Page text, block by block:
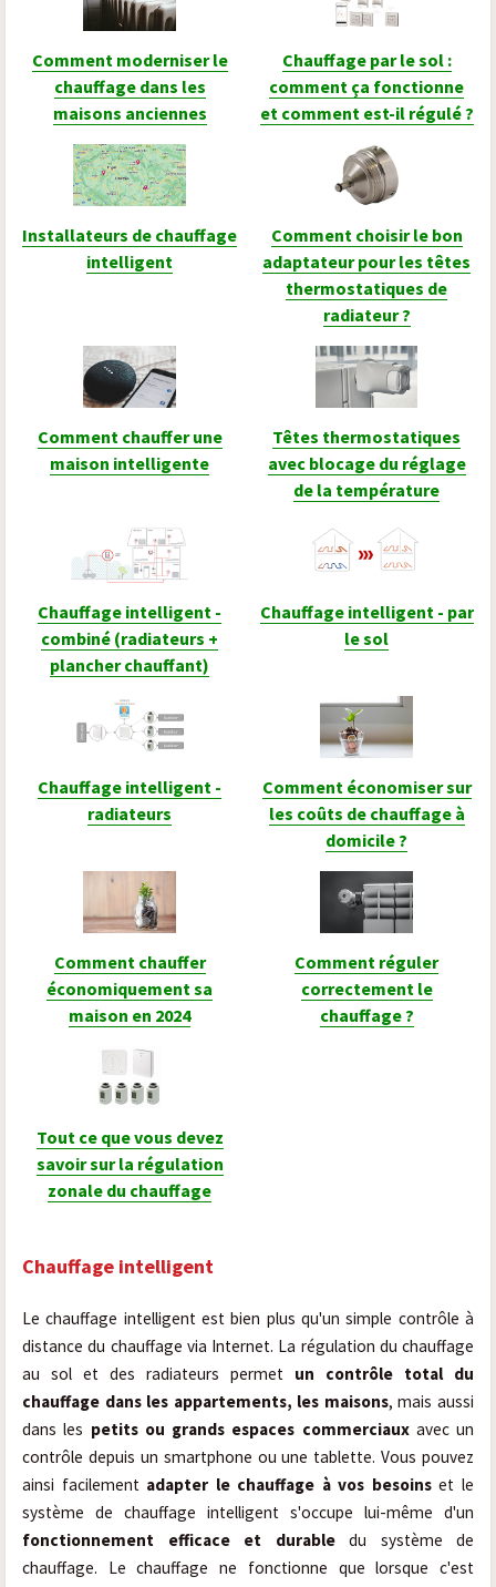
Comment moderniser le
chauffage dans les
maisons anciennes
Chauffage par le sol :
comment ça fonctionne
et comment est-il régulé ?
Installateurs de chauffage
intelligent
Comment choisir le bon
adaptateur pour les têtes
thermostatiques de
radiateur ?
Comment chauffer une
maison intelligente
Têtes thermostatiques
avec blocage du réglage
de la température
Chauffage intelligent -
combiné (radiateurs +
plancher chauffant)
Chauffage intelligent - par
le sol
Chauffage intelligent -
radiateurs
Comment économiser sur
les coûts de chauffage à
domicile ?
Comment chauffer
économiquement sa
maison en 2024
Comment réguler
correctement le
chauffage ?
Tout ce que vous devez
savoir sur la régulation
zonale du chauffage
Chauffage intelligent
Le chauffage intelligent est bien plus qu'un simple contrôle à
distance du chauffage via Internet. La régulation du chauffage
au sol et des radiateurs permet un contrôle total du
chauffage dans les appartements, les maisons, mais aussi
dans les petits ou grands espaces commerciauxavec un
contrôle depuis un smartphone ou une tablette. Vous pouvez
ainsi facilement adapter le chauffage à vos besoinset le
système de chauffage intelligent s'occupe lui-même d'un
fonctionnement efficace et durabledu système de
chauffage. Le chauffage ne fonctionne que lorsque c'est